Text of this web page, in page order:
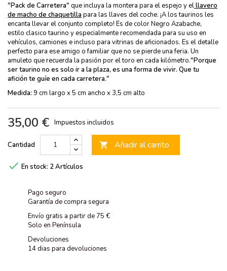
"Pack de Carretera" que incluya la montera para el espejo y elllavero
de macho de chaquetilla para las llaves del coche. ¡A los taurinos les
encanta llevar el conjunto completo! Es de color Negro Azabache,
estilo clasico taurino y especialmente recomendada para su uso en
vehículos, camiones e incluso para vitrinas de aficionados. Es el detalle
perfecto para ese amigo o familiar que no se pierde una feria. Un
amuleto que recuerda la pasión por el toro en cada kilómetro."Porque
ser taurino no es solo ir a la plaza, es una forma de vivir. Que tu
afición te guíe en cada carretera."
Medida: 9 cm largo x 5 cm ancho x 3,5 cm alto
35,00 € Impuestos incluidos
Cantidad  Añadir al carrito
 En stock: 2 Artículos
Pago seguro
Garantía de compra segura
Envío gratis a partir de 75 €
Solo en Península
Devoluciones
14 dias para devoluciones